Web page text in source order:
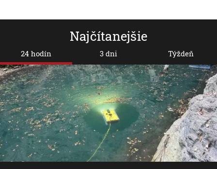
Najčítanejšie
24 hodín 3 dni Týždeň